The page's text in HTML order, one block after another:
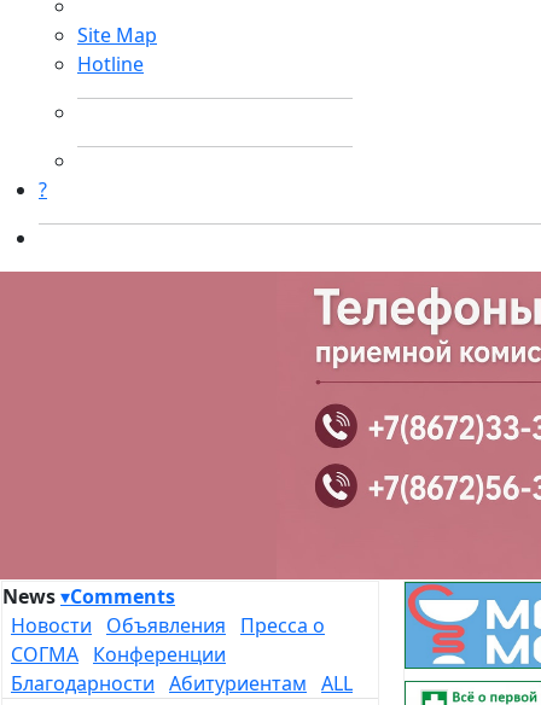
Site Map
Hotline
?
News▾Comments
Новости
Объявления
Пресса о
СОГМА Конференции
Благодарности Абитуриентам ALL